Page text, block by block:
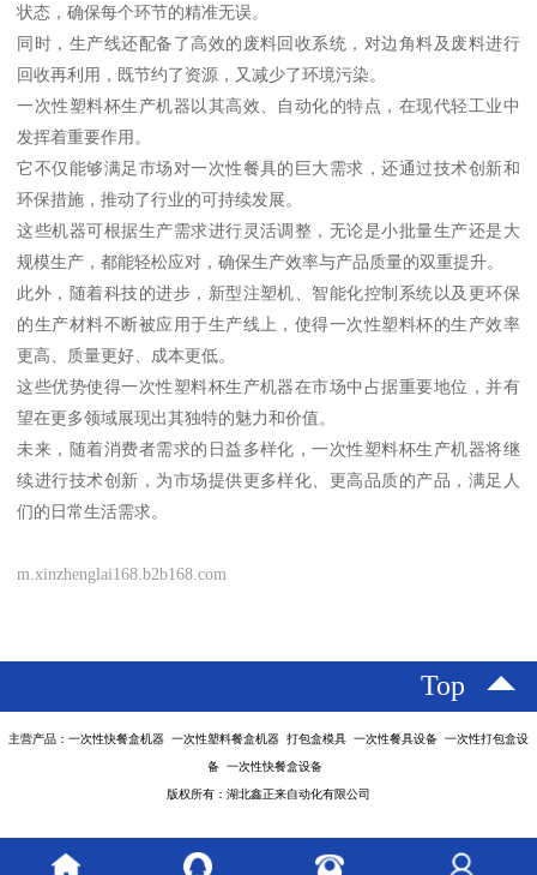
状态，确保每个环节的精准无误。
同时，生产线还配备了高效的废料回收系统，对边角料及废料进行
回收再利用，既节约了资源，又减少了环境污染。
一次性塑料杯生产机器以其高效、自动化的特点，在现代轻工业中
发挥着重要作用。
它不仅能够满足市场对一次性餐具的巨大需求，还通过技术创新和
环保措施，推动了行业的可持续发展。
这些机器可根据生产需求进行灵活调整，无论是小批量生产还是大
规模生产，都能轻松应对，确保生产效率与产品质量的双重提升。
此外，随着科技的进步，新型注塑机、智能化控制系统以及更环保
的生产材料不断被应用于生产线上，使得一次性塑料杯的生产效率
更高、质量更好、成本更低。
这些优势使得一次性塑料杯生产机器在市场中占据重要地位，并有
望在更多领域展现出其独特的魅力和价值。
未来，随着消费者需求的日益多样化，一次性塑料杯生产机器将继
续进行技术创新，为市场提供更多样化、更高品质的产品，满足人
们的日常生活需求。
m.xinzhenglai168.b2b168.com
Top
主营产品：一次性快餐盒机器 一次性塑料餐盒机器 打包盒模具 一次性餐具设备 一次性打包盒设
备 一次性快餐盒设备
版权所有：湖北鑫正来自动化有限公司